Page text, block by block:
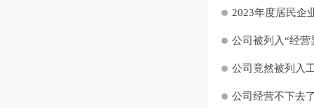
2023年度居民企
公司被列入“经营
公司竟然被列入
公司经营不下去